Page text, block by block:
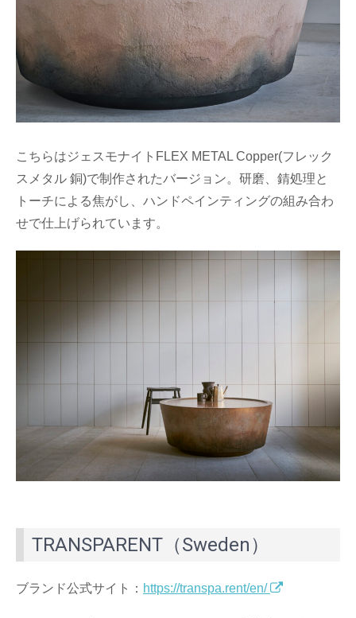
こちらはジェスモナイトFLEX METAL Copper(フレック
スメタル 銅)で制作されたバージョン。研磨、錆処理と
トーチによる焦がし、ハンドペインティングの組み合わ
せで仕上げられています。
TRANSPARENT（Sweden）
ブランド公式サイト： https://transpa.rent/en/